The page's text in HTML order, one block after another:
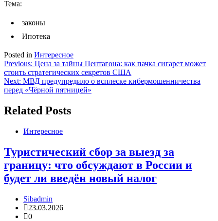
Тема:
законы
Ипотека
Posted in Интересное
Навигация
по
записям
Previous: Цена за тайны Пентагона: как пачка сигарет может
стоить стратегических секретов США
Next: МВД предупредило о всплеске кибермошенничества
перед «Чёрной пятницей»
Related Posts
Интересное
Туристический сбор за выезд за
границу: что обсуждают в России и
будет ли введён новый налог
Sibadmin
23.03.2026
0